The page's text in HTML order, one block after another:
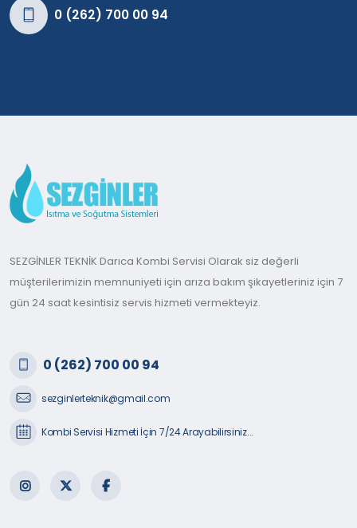
0 (262) 700 00 94
SEZGİNLER TEKNİK Darıca Kombi Servisi Olarak siz değerli
müşterilerimizin memnuniyeti için arıza bakım şikayetleriniz için 7
gün 24 saat kesintisiz servis hizmeti vermekteyiz.
0 (262) 700 00 94
sezginlerteknik@gmail.com
Kombi Servisi Hizmeti İçin 7/24 Arayabilirsiniz...